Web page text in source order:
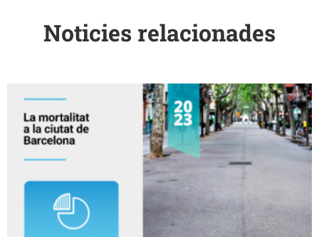
Noticies relacionades